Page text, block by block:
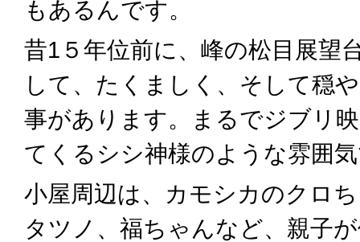
もあるんです。
昔1５年位前に、峰の松目展望
して、たくましく、そして穏
事があります。まるでジブリ
てくるシシ神様のような雰囲
小屋周辺は、カモシカのクロ
タツノ、福ちゃんなど、親子